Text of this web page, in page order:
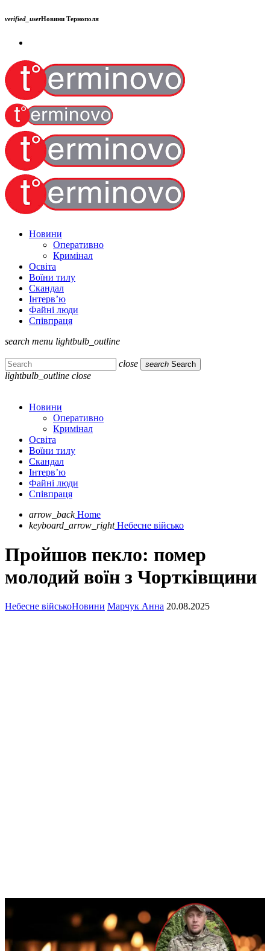
verified_userНовини Тернополя
Новини
Оперативно
Кримінал
Освіта
Воїни тилу
Скандал
Інтерв’ю
Файні люди
Співпраця
search menu lightbulb_outline
close search Search
lightbulb_outline close
Новини
Оперативно
Кримінал
Освіта
Воїни тилу
Скандал
Інтерв’ю
Файні люди
Співпраця
arrow_back Home
keyboard_arrow_right Небесне військо
Пройшов пекло: помер
молодий воїн з Чортківщини
Небесне військоНовини Марчук Анна 20.08.2025